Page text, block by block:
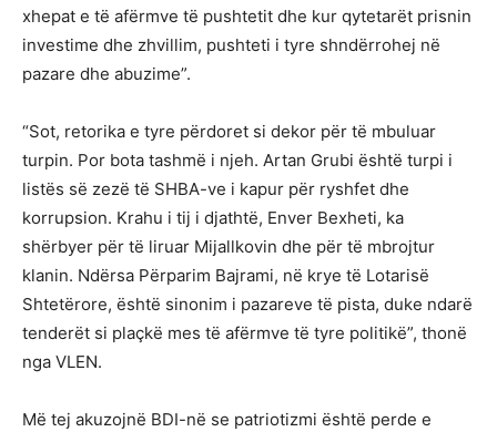
xhepat e të afërmve të pushtetit dhe kur qytetarët prisnin
investime dhe zhvillim, pushteti i tyre shndërrohej në
pazare dhe abuzime”.
“Sot, retorika e tyre përdoret si dekor për të mbuluar
turpin. Por bota tashmë i njeh. Artan Grubi është turpi i
listës së zezë të SHBA-ve i kapur për ryshfet dhe
korrupsion. Krahu i tij i djathtë, Enver Bexheti, ka
shërbyer për të liruar Mijallkovin dhe për të mbrojtur
klanin. Ndërsa Përparim Bajrami, në krye të Lotarisë
Shtetërore, është sinonim i pazareve të pista, duke ndarë
tenderët si plaçkë mes të afërmve të tyre politikë”, thonë
nga VLEN.
Më tej akuzojnë BDI-në se patriotizmi është perde e